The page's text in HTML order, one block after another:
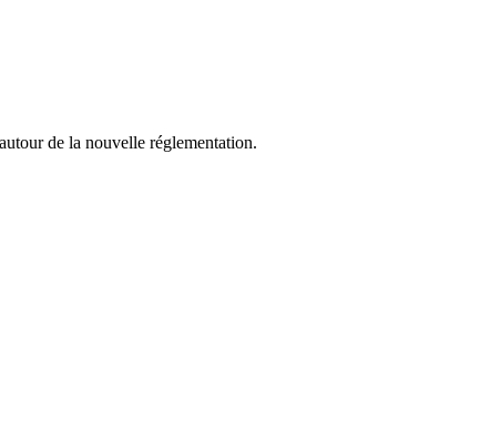
de la nouvelle réglementation.